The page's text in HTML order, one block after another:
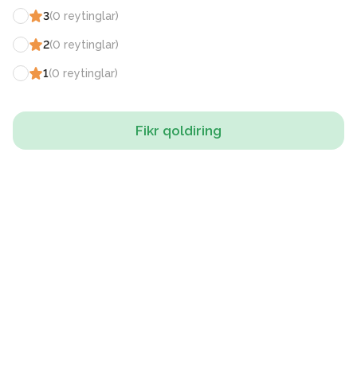
3(0 reytinglar)
2(0 reytinglar)
1(0 reytinglar)
Fikr qoldiring